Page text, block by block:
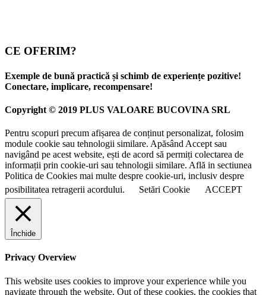
CE OFERIM?
Exemple de bună practică și schimb de experiențe pozitive!
Conectare, implicare, recompensare!
Copyright © 2019 PLUS VALOARE BUCOVINA SRL
Pentru scopuri precum afișarea de conținut personalizat, folosim
module cookie sau tehnologii similare. Apăsând Accept sau
navigând pe acest website, ești de acord să permiți colectarea de
informații prin cookie-uri sau tehnologii similare. Află in sectiunea
Politica de Cookies mai multe despre cookie-uri, inclusiv despre
posibilitatea retragerii acordului.
Setări Cookie ACCEPT
Închide
Privacy Overview
This website uses cookies to improve your experience while you
navigate through the website. Out of these cookies, the cookies that